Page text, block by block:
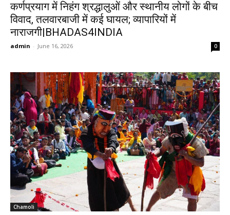
कर्णप्रयाग में निहंग श्रद्धालुओं और स्थानीय लोगों के बीच
विवाद, तलवारबाजी में कई घायल; व्यापारियों में
नाराजगी|BHADAS4INDIA
admin - June 16, 2026 0
Chamoli